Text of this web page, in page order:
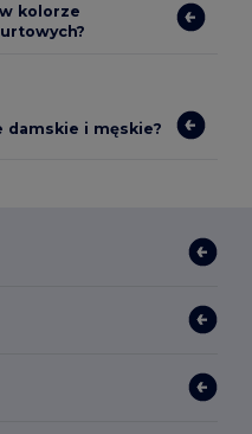
kolorze
damskie i męskie?